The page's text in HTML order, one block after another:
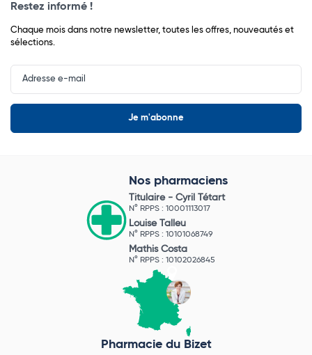
Restez informé !
Chaque mois dans notre newsletter, toutes les offres, nouveautés et
sélections.
Input
Newsletter
Nos pharmaciens
Titulaire - Cyril Tétart
N° RPPS : 10001113017
Louise Talleu
N° RPPS : 10101068749
Mathis Costa
N° RPPS : 10102026845
Pharmacie du Bizet